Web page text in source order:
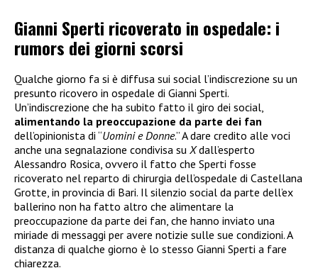
Gianni Sperti ricoverato in ospedale: i
rumors dei giorni scorsi
Qualche giorno fa si è diffusa sui social l’indiscrezione su un
presunto ricovero in ospedale di Gianni Sperti.
Un’indiscrezione che ha subito fatto il giro dei social,
alimentando la preoccupazione da parte dei fan
dell’opinionista di “Uomini e Donne.” A dare credito alle voci
anche una segnalazione condivisa su Xdall’esperto
Alessandro Rosica, ovvero il fatto che Sperti fosse
ricoverato nel reparto di chirurgia dell’ospedale di Castellana
Grotte, in provincia di Bari. Il silenzio social da parte dell’ex
ballerino non ha fatto altro che alimentare la
preoccupazione da parte dei fan, che hanno inviato una
miriade di messaggi per avere notizie sulle sue condizioni. A
distanza di qualche giorno è lo stesso Gianni Sperti a fare
chiarezza.